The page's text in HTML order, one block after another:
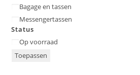
Categorie
Bagage en tassen
Messengertassen
Status
Status
Op voorraad
Toepassen